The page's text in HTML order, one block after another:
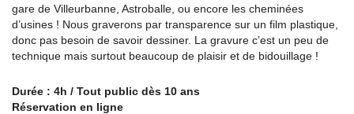
gare de Villeurbanne, Astroballe, ou encore les cheminées
d’usines ! Nous graverons par transparence sur un film plastique,
donc pas besoin de savoir dessiner. La gravure c’est un peu de
technique mais surtout beaucoup de plaisir et de bidouillage !
Durée : 4h / Tout public dès 10 ans
Réservation en ligne